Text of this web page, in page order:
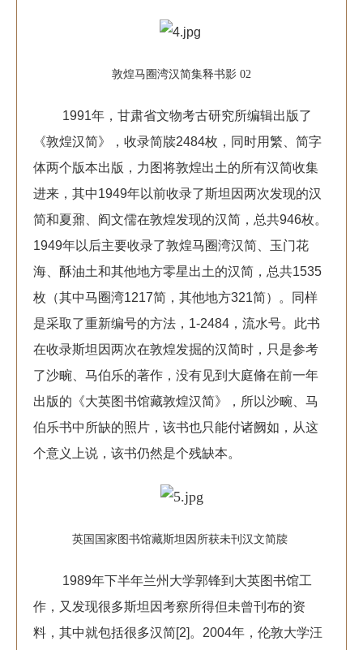
敦煌马圈湾汉简集释书影 02
1991年，甘肃省文物考古研究所编辑出版了
《敦煌汉简》，收录简牍2484枚，同时用繁、简字
体两个版本出版，力图将敦煌出土的所有汉简收集
进来，其中1949年以前收录了斯坦因两次发现的汉
简和夏鼐、阎文儒在敦煌发现的汉简，总共946枚。
1949年以后主要收录了敦煌马圈湾汉简、玉门花
海、酥油土和其他地方零星出土的汉简，总共1535
枚（其中马圈湾1217简，其他地方321简）。同样
是采取了重新编号的方法，1-2484，流水号。此书
在收录斯坦因两次在敦煌发掘的汉简时，只是参考
了沙畹、马伯乐的著作，没有见到大庭脩在前一年
出版的《大英图书馆藏敦煌汉简》，所以沙畹、马
伯乐书中所缺的照片，该书也只能付诸阙如，从这
个意义上说，该书仍然是个残缺本。
英国国家图书馆藏斯坦因所获未刊汉文简牍
1989年下半年兰州大学郭锋到大英图书馆工
作，又发现很多斯坦因考察所得但未曾刊布的资
料，其中就包括很多汉简[2]。2004年，伦敦大学汪